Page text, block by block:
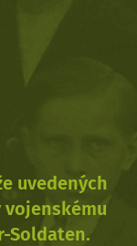
uvedených
Soldaten.